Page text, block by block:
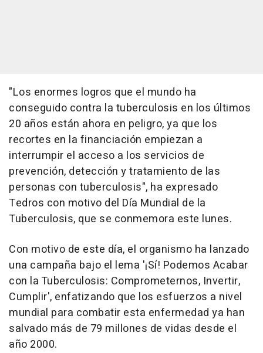
"Los enormes logros que el mundo ha
conseguido contra la tuberculosis en los últimos
20 años están ahora en peligro, ya que los
recortes en la financiación empiezan a
interrumpir el acceso a los servicios de
prevención, detección y tratamiento de las
personas con tuberculosis", ha expresado
Tedros con motivo del Día Mundial de la
Tuberculosis, que se conmemora este lunes.
Con motivo de este día, el organismo ha lanzado
una campaña bajo el lema '¡Sí! Podemos Acabar
con la Tuberculosis: Comprometernos, Invertir,
Cumplir', enfatizando que los esfuerzos a nivel
mundial para combatir esta enfermedad ya han
salvado más de 79 millones de vidas desde el
año 2000.